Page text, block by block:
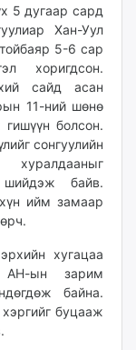
5 дугаар сард
Хан-Уул
5-6 сар
хоригдсон.
сайд асан
11-ний шөнө
болсон.
сонгуулийн
байв.
ийм замаар
хугацаа
АН-ын зарим
байна.
буцааж